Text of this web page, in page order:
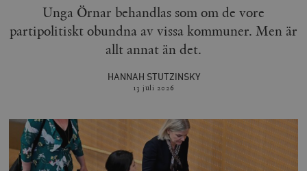
Unga Örnar behandlas som om de vore
partipolitiskt obundna av vissa kommuner. Men är
allt annat än det.
HANNAH STUTZINSKY
13 juli 2026